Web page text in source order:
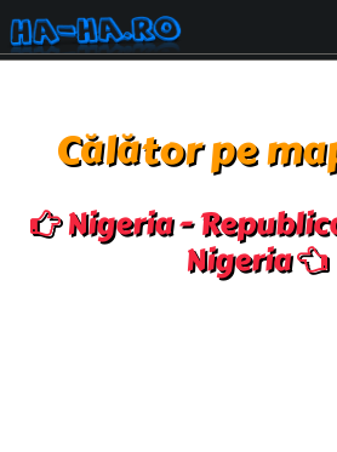
Călător pe
Nigeria -
Nigeria